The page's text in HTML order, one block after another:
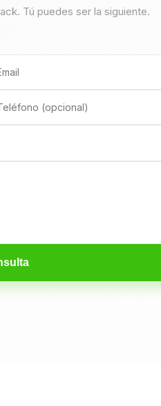
Tú puedes ser la siguiente.